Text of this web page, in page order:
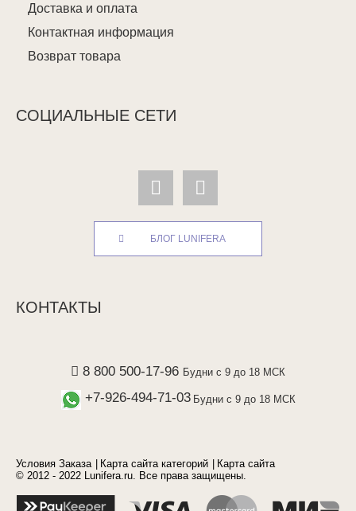
Доставка и оплата
Контактная информация
Возврат товара
СОЦИАЛЬНЫЕ СЕТИ
БЛОГ LUNIFERA
КОНТАКТЫ
8 800 500-17-96 Будни с 9 до 18 МСК
+7-926-494-71-03 Будни с 9 до 18 МСК
Условия Заказа Карта сайта категорий
Карта сайта
© 2012 - 2022 Lunifera.ru. Все права защищены.